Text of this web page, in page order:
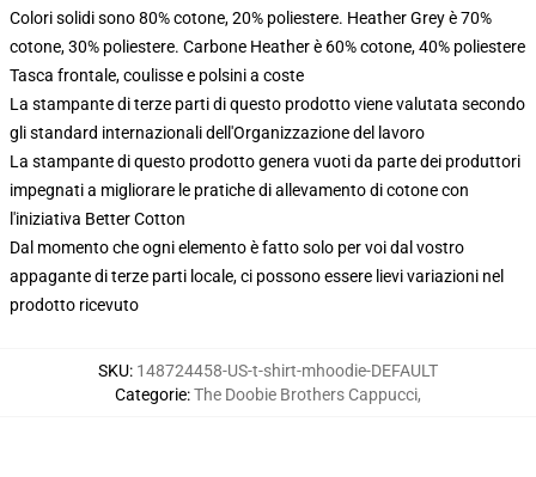
Colori solidi sono 80% cotone, 20% poliestere. Heather Grey è 70%
cotone, 30% poliestere. Carbone Heather è 60% cotone, 40% poliestere
Tasca frontale, coulisse e polsini a coste
La stampante di terze parti di questo prodotto viene valutata secondo
gli standard internazionali dell'Organizzazione del lavoro
La stampante di questo prodotto genera vuoti da parte dei produttori
impegnati a migliorare le pratiche di allevamento di cotone con
l'iniziativa Better Cotton
Dal momento che ogni elemento è fatto solo per voi dal vostro
appagante di terze parti locale, ci possono essere lievi variazioni nel
prodotto ricevuto
SKU: 148724458-US-t-shirt-mhoodie-DEFAULT
Categorie:The Doobie Brothers Cappucci,